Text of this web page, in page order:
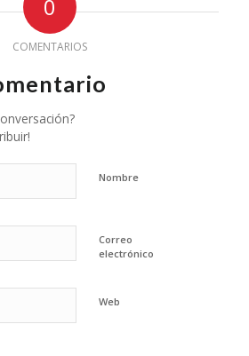
0
COMENTARIOS
Nombre
Correo
electrónico
Web